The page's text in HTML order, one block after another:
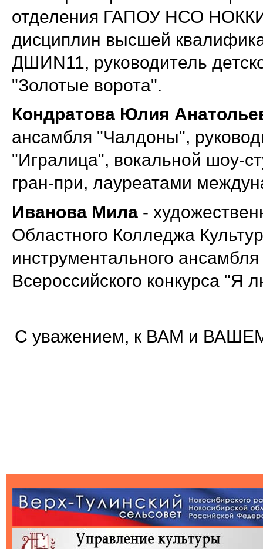
отделения ГАПОУ НСО
дисциплин высшей
ДШИN11, руководитель
"Золотые ворота".
Кондратова Юлия
ансамбля "Чалдоны",
"Игралица", вокальной шоу-
гран-при, лауреатами
Иванова Мила -
Областного Колледжа
инструментального
Всероссийского конкурса "Я
С уважением, к ВАМ и